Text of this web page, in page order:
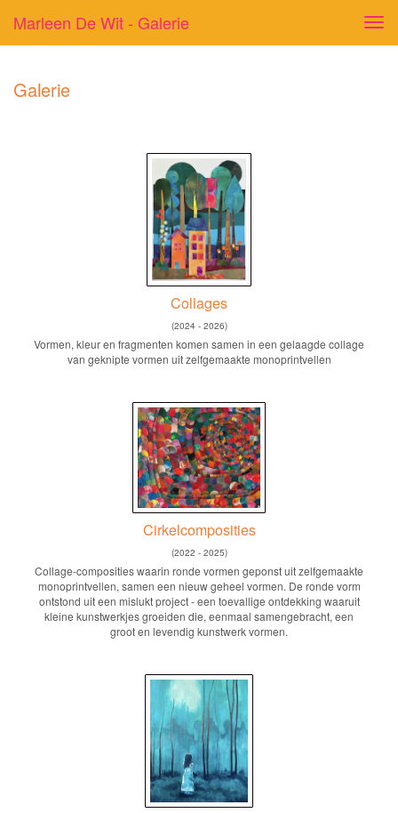
Marleen De Wit - Galerie
Galerie
Collages
(2024 - 2026)
Vormen, kleur en fragmenten komen samen in een gelaagde collage
van geknipte vormen uit zelfgemaakte monoprintvellen
Cirkelcomposities
(2022 - 2025)
Collage-composities waarin ronde vormen geponst uit zelfgemaakte
monoprintvellen, samen een nieuw geheel vormen. De ronde vorm
ontstond uit een mislukt project - een toevallige ontdekking waaruit
kleine kunstwerkjes groeiden die, eenmaal samengebracht, een
groot en levendig kunstwerk vormen.